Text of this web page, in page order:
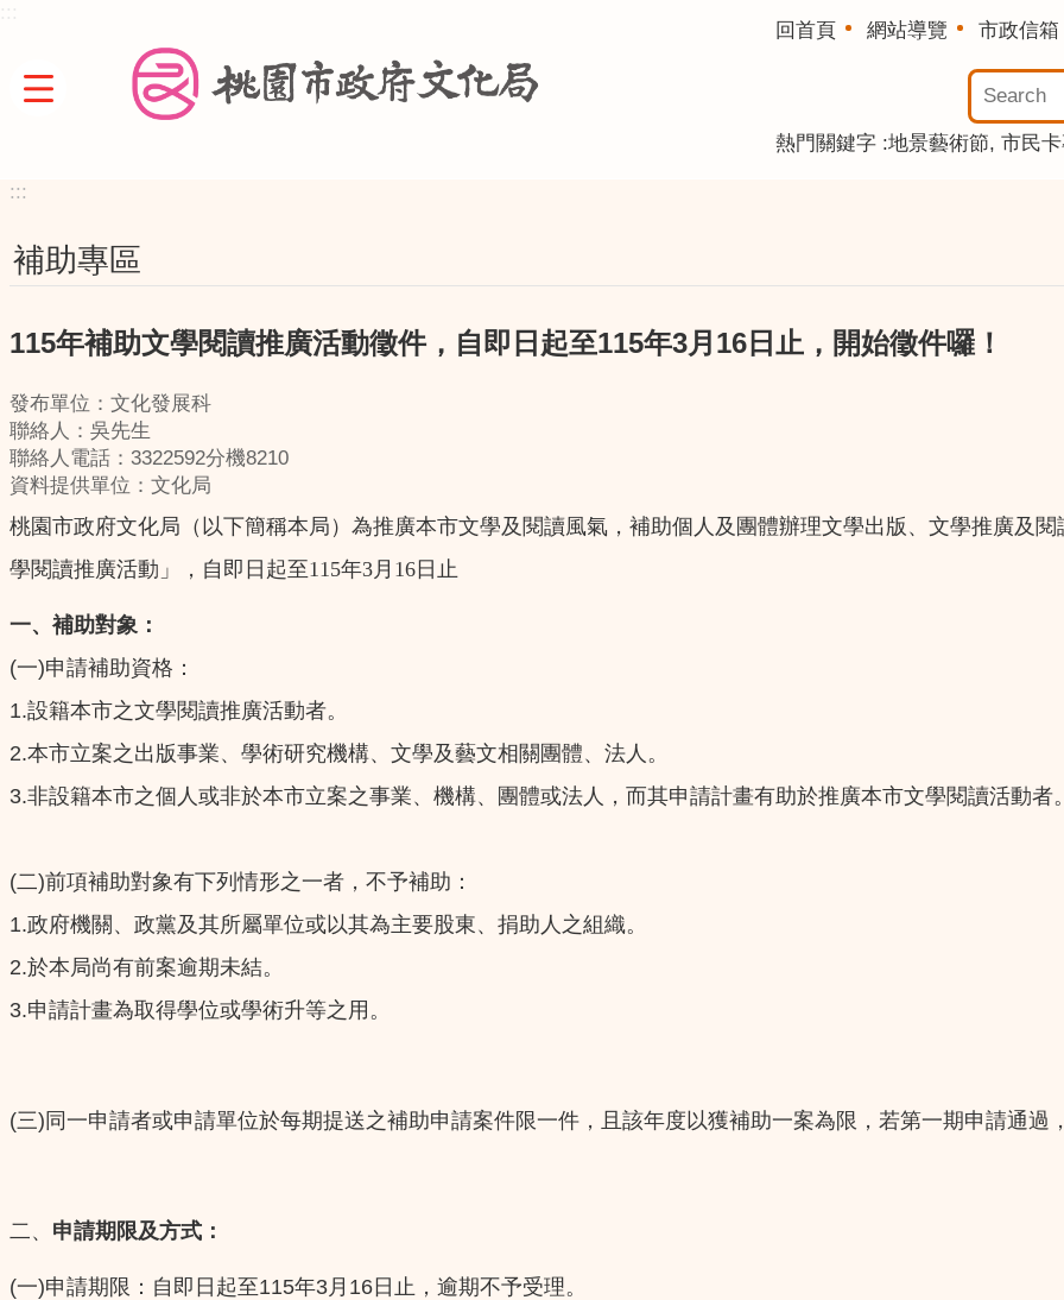
回首頁 網站導覽 市政信箱
熱門關鍵字 地景藝術節 市民
:::
補助專區
115年補助文學閱讀推廣活動徵件，自即日起至115年3月16日止，開始徵件囉！
發布單位：文化發展科
聯絡人：吳先生
聯絡人電話：3322592分機8210
資料提供單位：文化局
桃園市政府文化局（以下簡稱本局）為推廣本市文學及閱讀風氣，補助個人及團體辦理文學出版、文學推廣及
學閱讀推廣活動」，自即日起至115年3月16日止
一、補助對象：
(一)申請補助資格：
1.設籍本市之文學閱讀推廣活動者。
2.本市立案之出版事業、學術研究機構、文學及藝文相關團體、法人。
3.非設籍本市之個人或非於本市立案之事業、機構、團體或法人，而其申請計畫有助於推廣本市文學閱讀活動者
(二)前項補助對象有下列情形之一者，不予補助：
1.政府機關、政黨及其所屬單位或以其為主要股東、捐助人之組織。
2.於本局尚有前案逾期未結。
3.申請計畫為取得學位或學術升等之用。
(三) 同一申請者或申請單位於每期提送之補助申請案件限一件，且該年度以獲補助一案為限，若第一期申請通過
二、 申請期限及方式：
(一)申請期限：自即日起至115年3 月 16日止，逾期不予受理。